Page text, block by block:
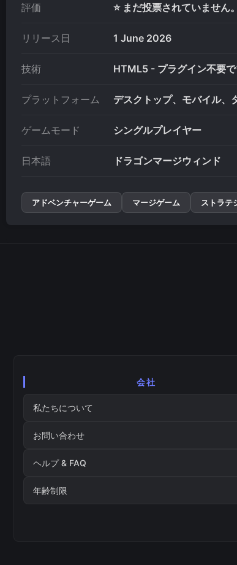
評価 ⭐ まだ投票されていません。
リリース日 1 June 2026
技術 HTML5 - プラグイン不要で
プラットフォーム デスクトップ、モバイル、
ゲームモード シングルプレイヤー
日本語 ドラゴンマージウィンド
アドベンチャーゲーム マージゲーム ストラテ
会社
私たちについて
お問い合わせ
ヘルプ & FAQ
年齢制限